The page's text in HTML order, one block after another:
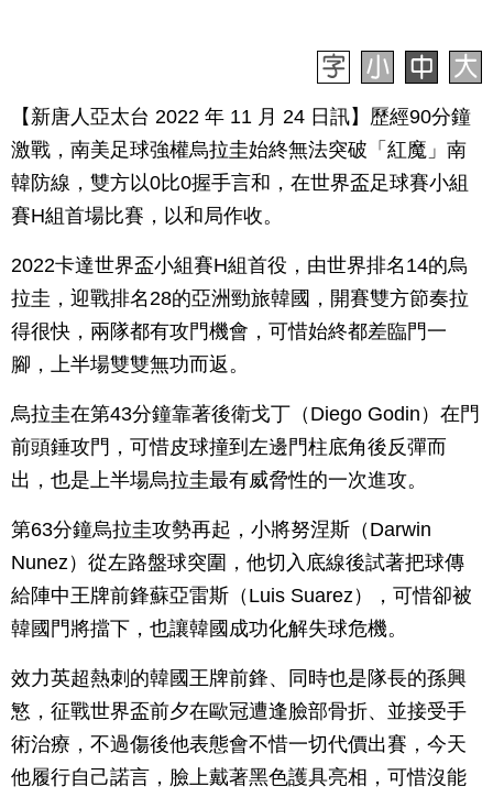
【新唐人亞太台 2022 年 11 月 24 日訊】歷經90分鐘
激戰，南美足球強權烏拉圭始終無法突破「紅魔」南
韓防線，雙方以0比0握手言和，在世界盃足球賽小組
賽H組首場比賽，以和局作收。
2022卡達世界盃小組賽H組首役，由世界排名14的烏
拉圭，迎戰排名28的亞洲勁旅韓國，開賽雙方節奏拉
得很快，兩隊都有攻門機會，可惜始終都差臨門一
腳，上半場雙雙無功而返。
烏拉圭在第43分鐘靠著後衛戈丁（Diego Godin）在門
前頭錘攻門，可惜皮球撞到左邊門柱底角後反彈而
出，也是上半場烏拉圭最有威脅性的一次進攻。
第63分鐘烏拉圭攻勢再起，小將努涅斯（Darwin
Nunez）從左路盤球突圍，他切入底線後試著把球傳
給陣中王牌前鋒蘇亞雷斯（Luis Suarez），可惜卻被
韓國門將擋下，也讓韓國成功化解失球危機。
效力英超熱刺的韓國王牌前鋒、同時也是隊長的孫興
慜，征戰世界盃前夕在歐冠遭逢臉部骨折、並接受手
術治療，不過傷後他表態會不惜一切代價出賽，今天
他履行自己諾言，臉上戴著黑色護具亮相，可惜沒能